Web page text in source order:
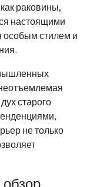
раковины,
настоящими
особым стилем и
старого
не только